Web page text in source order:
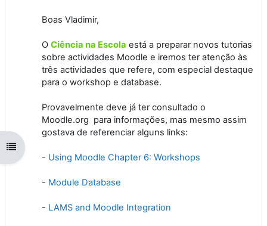
Abrir índice da disciplina
Boas Vladimir,
O Ciência na Escola está a preparar novos tutorias
sobre actividades Moodle e iremos ter atenção às
três actividades que refere, com especial destaque
para o workshop e database.
Provavelmente deve já ter consultado o
Moodle.org para informações, mas mesmo assim
gostava de referenciar alguns links:
- Using Moodle Chapter 6: Workshops
- Module Database
- LAMS and Moodle Integration